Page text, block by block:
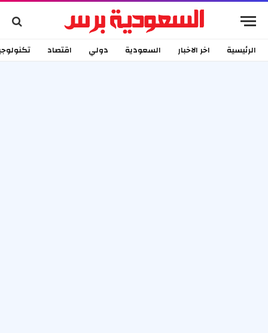
الرئيسية اخر الاخبار السعودية دولي اقتصاد